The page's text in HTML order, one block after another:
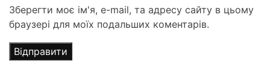
Зберегти моє ім'я, e-mail, та адресу сайту в цьому
браузері для моїх подальших коментарів.